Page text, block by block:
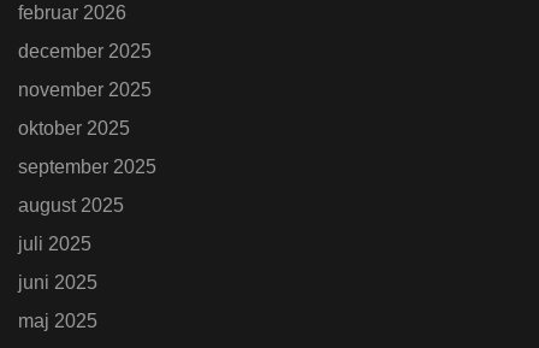
februar 2026
december 2025
november 2025
oktober 2025
september 2025
august 2025
juli 2025
juni 2025
maj 2025